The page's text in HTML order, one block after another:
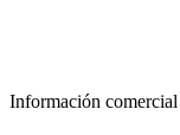
Información comercial